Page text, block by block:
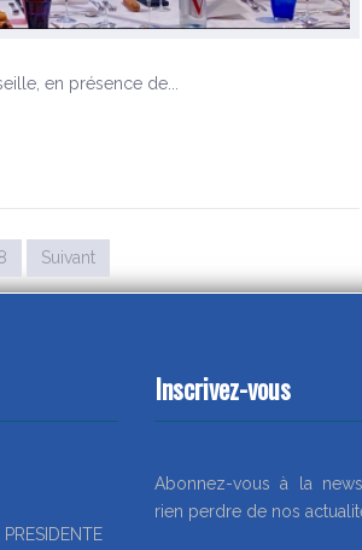
en présence de...
Suivant
Inscrivez-vous
Abonnez-vous à la
rien perdre de nos